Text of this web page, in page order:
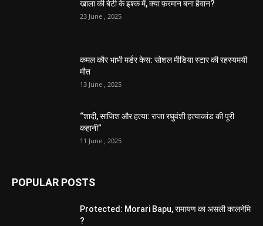
खाला की बेटी के इश्क में, क्या फ़रमान बना हैवान?
23 June , 2025
कमल कौर भाभी मर्डर केस: सोशल मीडिया स्टार की रहस्यमयी
मौत
13 June , 2025
“शादी, साजिश और हत्या: राजा रघुवंशी हत्याकांड की पूरी
कहानी”
11 June , 2025
POPULAR POSTS
Protected: Morari Bapu, रामायण का असली कालनेमि
?